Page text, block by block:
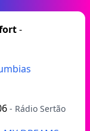
-
- Rádio Sertão